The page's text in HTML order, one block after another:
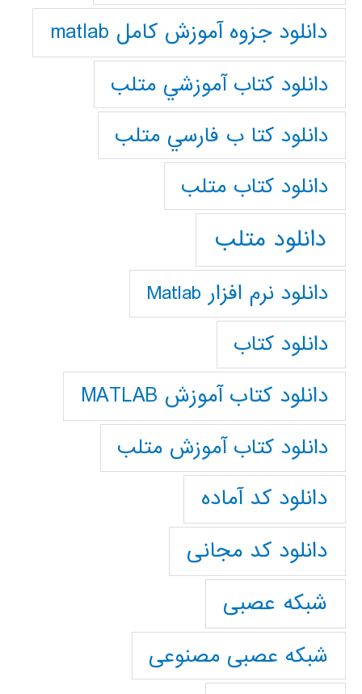
دانلود جزوه آموزش کامل matlab
دانلود كتاب آموزشي متلب
دانلود كتا ب فارسي متلب
دانلود كتاب متلب
دانلود متلب
دانلود نرم افزار Matlab
دانلود کتاب
دانلود کتاب آموزش MATLAB
دانلود کتاب آموزش متلب
دانلود کد آماده
دانلود کد مجانی
شبکه عصبی
شبکه عصبی مصنوعی